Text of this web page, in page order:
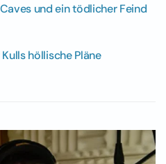
und ein tödlicher Feind
höllische Pläne